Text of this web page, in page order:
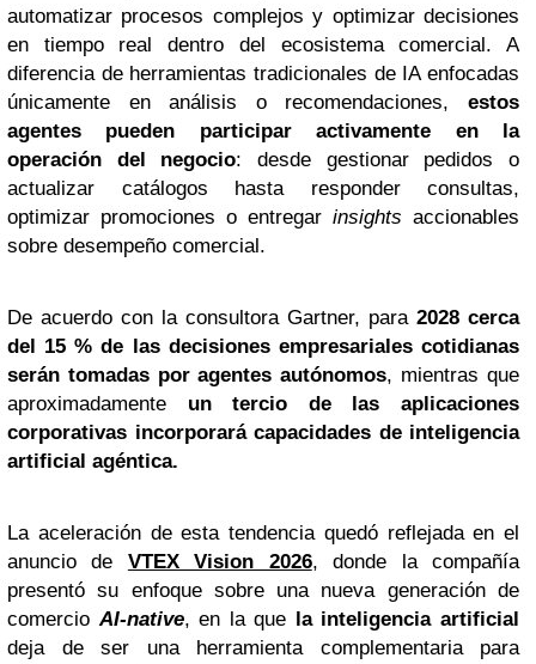
automatizar procesos complejos y optimizar decisiones
en tiempo real dentro del ecosistema comercial. A
diferencia de herramientas tradicionales de IA enfocadas
únicamente en análisis o recomendaciones, estos
agentes pueden participar activamente en la
operación del negocio: desde gestionar pedidos o
actualizar catálogos hasta responder consultas,
optimizar promociones o entregar insights accionables
sobre desempeño comercial.
De acuerdo con la consultora Gartner, para 2028 cerca
del 15 % de las decisiones empresariales cotidianas
serán tomadas por agentes autónomos, mientras que
aproximadamente un tercio de las aplicaciones
corporativas incorporará capacidades de inteligencia
artificial agéntica.
La aceleración de esta tendencia quedó reflejada en el
anuncio de VTEX Vision 2026, donde la compañía
presentó su enfoque sobre una nueva generación de
comercioAI-native, en la que la inteligencia artificial
deja de ser una herramienta complementaria para